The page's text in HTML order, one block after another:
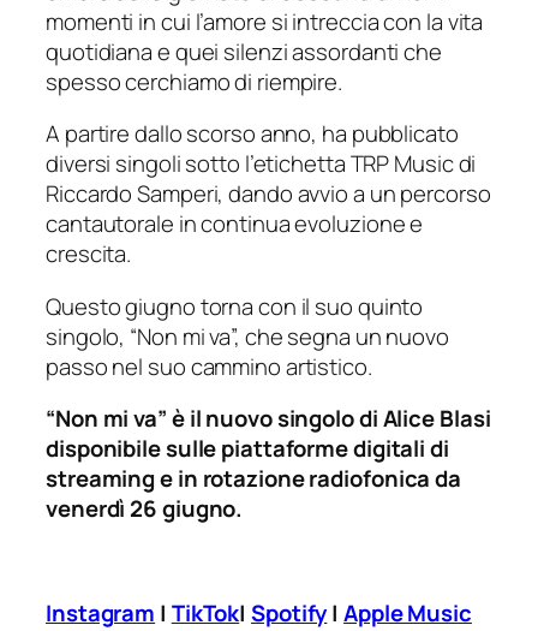
momenti in cui l’amore si intreccia con la vita
quotidiana e quei silenzi assordanti che
spesso cerchiamo di riempire.
A partire dallo scorso anno, ha pubblicato
diversi singoli sotto l’etichetta TRP Music di
Riccardo Samperi, dando avvio a un percorso
cantautorale in continua evoluzione e
crescita.
Questo giugno torna con il suo quinto
singolo, “Non mi va”, che segna un nuovo
passo nel suo cammino artistico.
“Non mi va” è il nuovo singolo di Alice Blasi
disponibile sulle piattaforme digitali di
streaming e in rotazione radiofonica da
venerdì 26 giugno.
Instagram | TikTok|Spotify|Apple Music